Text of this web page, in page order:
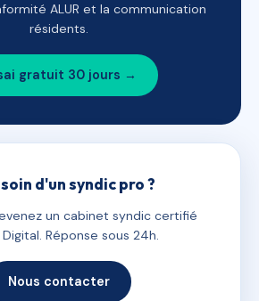
ALUR et la communication
résidents.
gratuit 30 jours →
d'un syndic pro ?
un cabinet syndic certifié
Réponse sous 24h.
Nous contacter